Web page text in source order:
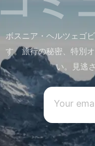
ボスニア・ヘルツェゴ
す。旅行の秘密、特別
い。見逃